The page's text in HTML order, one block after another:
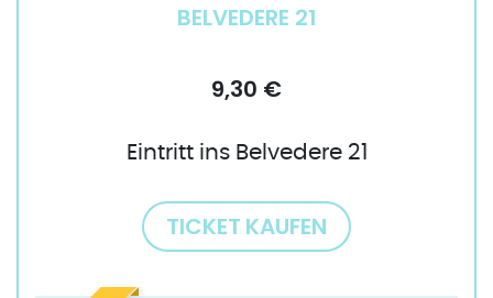
BELVEDERE 21
9,30 €
Eintritt ins Belvedere 21
TICKET KAUFEN